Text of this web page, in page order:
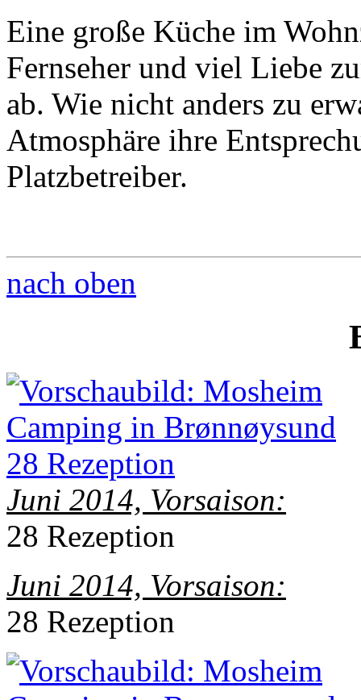
Eine große Küche im
Fernseher und viel Liebe
ab. Wie nicht anders zu
Atmosphäre ihre
Platzbetreiber.
nach oben
Juni 2014, Vorsaison:
28 Rezeption
Juni 2014, Vorsaison:
28 Rezeption